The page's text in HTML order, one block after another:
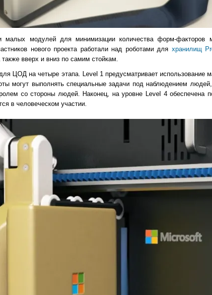
малых модулей для минимизации количества форм-
нового проекта работали над роботами для хранилищ
вверх и вниз по самим стойкам.
ЦОД на четыре этапа. Level 1 предусматривает
могут выполнять специальные задачи под наблюдением
со стороны людей. Наконец, на уровне Level 4 обеспечена
в человеческом участии.